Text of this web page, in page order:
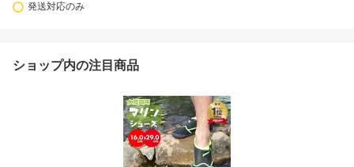
発送対応のみ
ショップ内の注目商品